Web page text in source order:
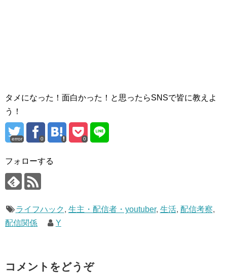
タメになった！面白かった！と思ったらSNSで皆に教えよ
う！
error 0 0
フォローする
ライフハック , 生主・配信者・youtuber, 生活, 配信考察,
配信関係
Y
コメントをどうぞ